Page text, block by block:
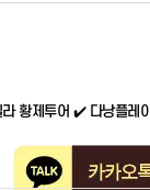
황제투어 ✔️ 다낭플레이